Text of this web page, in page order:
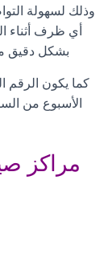
وذلك لسهولة
أي ظرف أثناء
بشكل دقيق
كما يكون الرقم
الأسبوع من
مراكز